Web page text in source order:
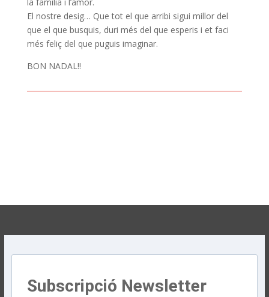
El nostre desig… Que tot el que arribi sigui millor del
que el que busquis, duri més del que esperis i et faci
més feliç del que puguis imaginar.
BON NADAL!!
Subscripció Newsletter